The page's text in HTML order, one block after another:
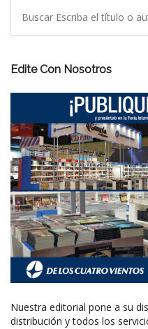
Edite Con Nosotros
Nuestra editorial pone a su
distribución y todos los